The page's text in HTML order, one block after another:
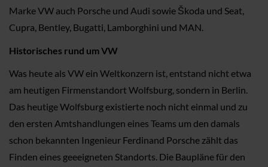
Marke VW auch Porsche und Audi sowie Škoda und Seat,
Cupra, Bentley, Bugatti, Lamborghini und MAN.
Historisches rund um VW
Was heute als VW ein Weltkonzern ist, entstand nicht etwa
am heutigen Firmenstandort Wolfsburg, sondern in Berlin.
Das heutige Wolfsburg existierte noch nicht einmal und zu
den ersten Amtshandlungen eines Teams um den damals
schon bekannten Ingenieur Ferdinand Porsche zählt das
Finden eines geeeigneten Standorts. Die Baupläne für den